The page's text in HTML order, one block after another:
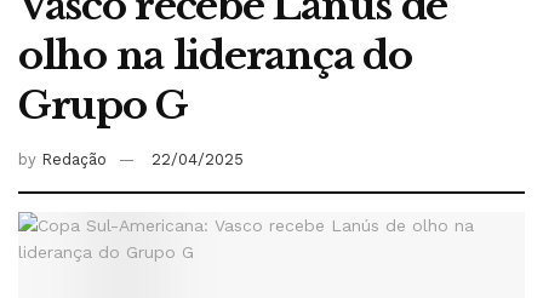
olho na liderança do
Grupo G
by Redação 22/04/2025